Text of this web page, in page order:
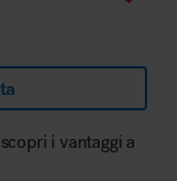
i vantaggi a